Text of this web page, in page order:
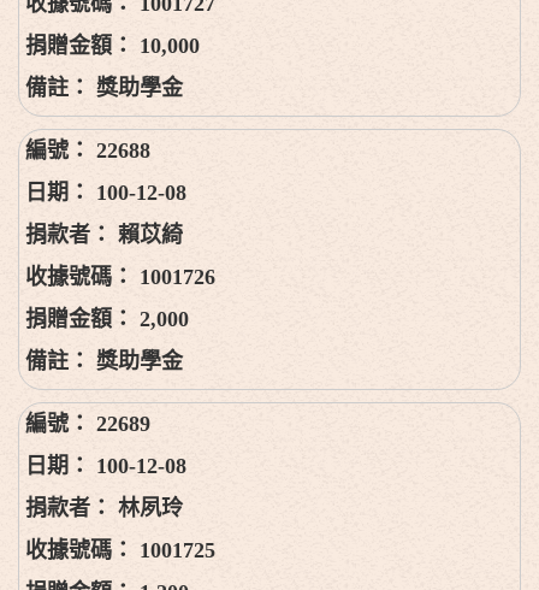
10,000
獎助學金
22688
100-12-08
賴苡綺
1001726
2,000
獎助學金
22689
100-12-08
林夙玲
1001725